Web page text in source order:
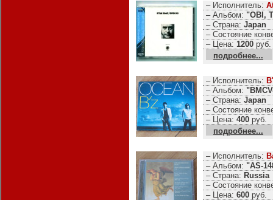
– Исполнитель:
– Альбом: "OBI,
– Страна: Japan
– Состояние
– Цена: 1200 руб.
подробнее...
– Исполнитель:
– Альбом:
– Страна: Japan
– Состояние
– Цена: 400 руб.
подробнее...
– Исполнитель:
– Альбом: "AS-
– Страна: Russia
– Состояние
– Цена: 600 руб.